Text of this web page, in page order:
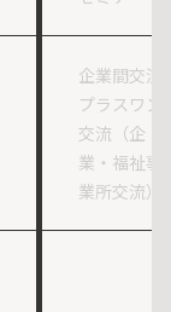
企業間交流
プラスワン
交流（企
業・福祉事
業所交流）